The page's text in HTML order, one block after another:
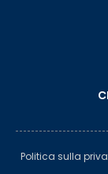
Politica sulla